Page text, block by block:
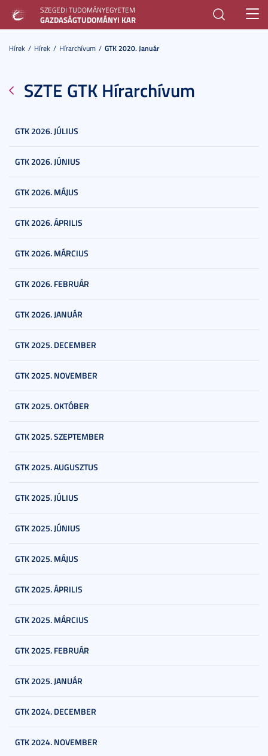
SZEGEDI TUDOMÁNYEGYETEM
GAZDASÁGTUDOMÁNYI KAR
Hírek Hírek Hírarchívum GTK 2020. Január
SZTE GTK Hírarchívum
GTK 2026. JÚLIUS
GTK 2026. JÚNIUS
GTK 2026. MÁJUS
GTK 2026. ÁPRILIS
GTK 2026. MÁRCIUS
GTK 2026. FEBRUÁR
GTK 2026. JANUÁR
GTK 2025. DECEMBER
GTK 2025. NOVEMBER
GTK 2025. OKTÓBER
GTK 2025. SZEPTEMBER
GTK 2025. AUGUSZTUS
GTK 2025. JÚLIUS
GTK 2025. JÚNIUS
GTK 2025. MÁJUS
GTK 2025. ÁPRILIS
GTK 2025. MÁRCIUS
GTK 2025. FEBRUÁR
GTK 2025. JANUÁR
GTK 2024. DECEMBER
GTK 2024. NOVEMBER